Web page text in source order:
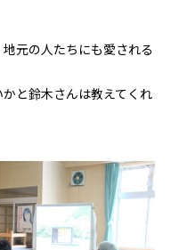
元の人たちにも愛される
と鈴木さんは教えてくれ